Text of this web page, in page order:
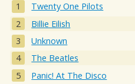
Twenty One Pilots
Billie Eilish
Unknown
The Beatles
Panic! At The Disco